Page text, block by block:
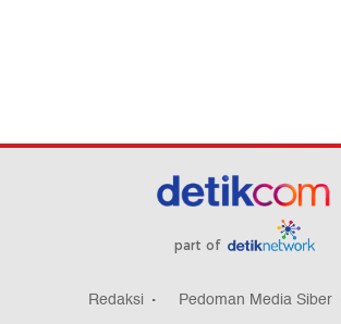
part of
Redaksi Pedoman Media Siber